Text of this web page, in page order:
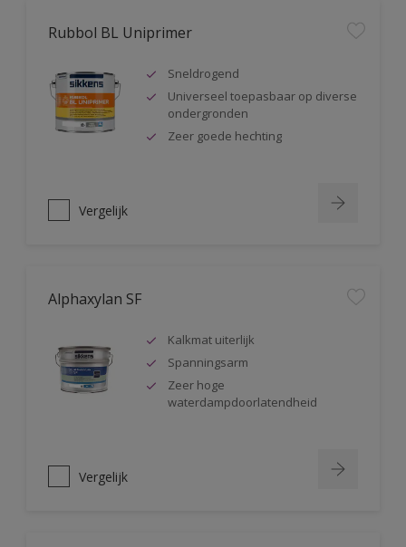
Rubbol BL Uniprimer
Sneldrogend
Universeel toepasbaar op diverse
ondergronden
Zeer goede hechting
Vergelijk
Alphaxylan SF
Kalkmat uiterlijk
Spanningsarm
Zeer hoge
waterdampdoorlatendheid
Vergelijk